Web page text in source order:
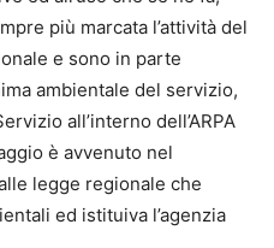
più marcata l’attività del
e sono in parte
ambientale del servizio,
all’interno dell’ARPA
è avvenuto nel
legge regionale che
ed istituiva l’agenzia